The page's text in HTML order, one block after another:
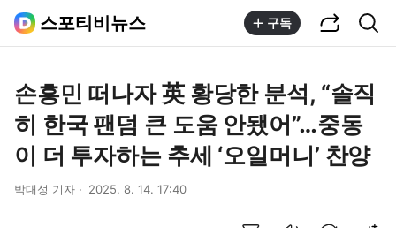
스포티비뉴스 구독
손흥민 떠나자 英 황당한 분석, “솔직
히 한국 팬덤 큰 도움 안됐어”…중동
이 더 투자하는 추세 ‘오일머니’ 찬양
박대성 기자 2025. 8. 14. 17:40